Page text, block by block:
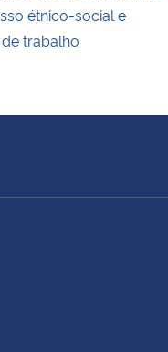
étnico-social e
trabalho